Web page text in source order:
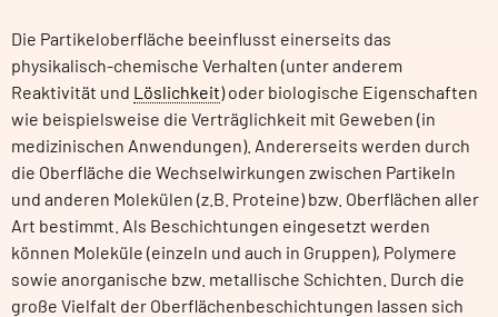
Die Partikeloberfläche beeinflusst einerseits das
physikalisch-chemische Verhalten (unter anderem
Reaktivität und Löslichkeit) oder biologische Eigenschaften
wie beispielsweise die Verträglichkeit mit Geweben (in
medizinischen Anwendungen). Andererseits werden durch
die Oberfläche die Wechselwirkungen zwischen Partikeln
und anderen Molekülen (z.B. Proteine) bzw. Oberflächen aller
Art bestimmt. Als Beschichtungen eingesetzt werden
können Moleküle (einzeln und auch in Gruppen), Polymere
sowie anorganische bzw. metallische Schichten. Durch die
große Vielfalt der Oberflächenbeschichtungen lassen sich